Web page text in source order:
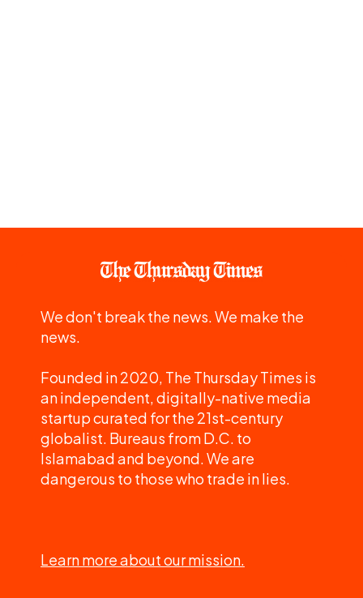
We don't break the news. We make the
news.
Founded in 2020, The Thursday Times is
an independent, digitally-native media
startup curated for the 21st-century
globalist. Bureaus from D.C. to
Islamabad and beyond. We are
dangerous to those who trade in lies.
Learn more about our mission.